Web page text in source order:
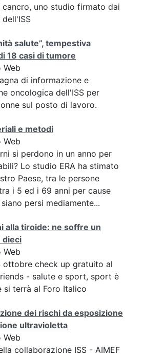
cancro, uno studio firmato dai
salute”, tempestiva
18 casi di tumore
Web
di informazione e
oncologica dell'ISS per
sul posto di lavoro.
e metodi
Web
si perdono in un anno per
Lo studio ERA ha stimato
Paese, tra le persone
i 5 ed i 69 anni per cause
persi mediamente...
alla tiroide: ne soffre un
dieci
Web
ottobre check up gratuito al
- salute e sport, sport è
si terrà al Foro Italico
dei rischi da esposizione
ultravioletta
Web
collaborazione ISS - AIMEF